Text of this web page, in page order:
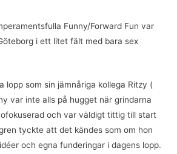
Funny/Forward Fun var
i ett litet fält med bara sex
lopp som sin jämnåriga kollega Ritzy (
var inte alls på hugget när grindarna
och var väldigt tittig till start
tyckte att det kändes som om hon
och egna funderingar i dagens lopp.